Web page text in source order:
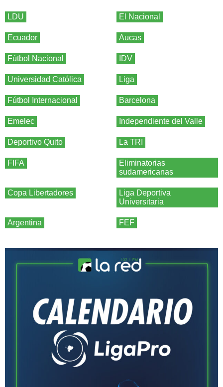
LDU El Nacional
Ecuador Aucas
Fútbol Nacional IDV
Universidad Católica Liga
Fútbol Internacional Barcelona
Emelec Independiente del Valle
Deportivo Quito La TRI
FIFA
Eliminatorias
sudamericanas
Copa Libertadores
Liga Deportiva
Universitaria
Argentina FEF